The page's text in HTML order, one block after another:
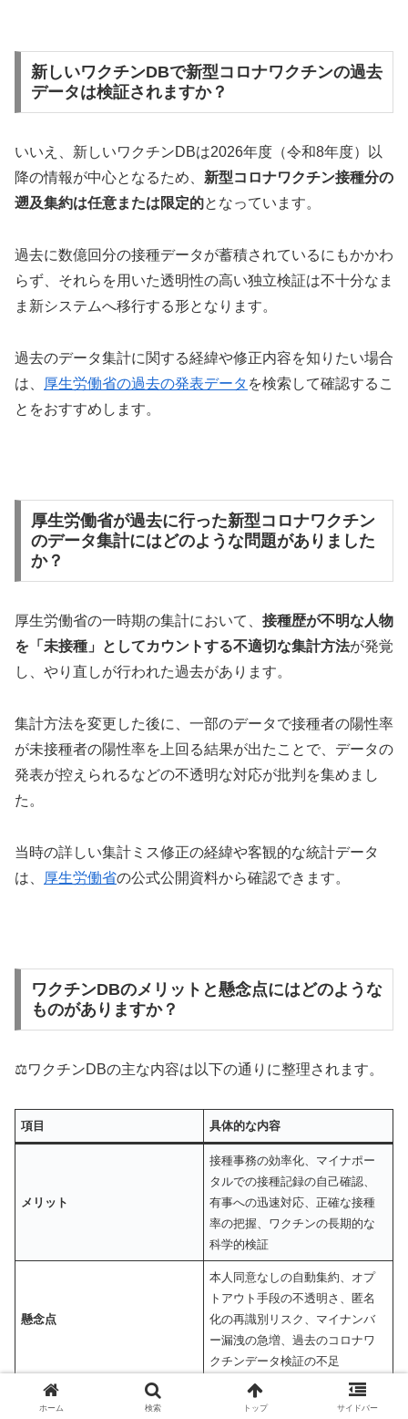
新しいワクチンDBで新型コロナワクチンの過去
データは検証されますか？
いいえ、新しいワクチンDBは2026年度（令和8年度）以
降の情報が中心となるため、 新型コロナワクチン接種分の
遡及集約は任意または限定的となっています。
過去に数億回分の接種データが蓄積されているにもかかわ
らず、それらを用いた透明性の高い独立検証は不十分なま
ま新システムへ移行する形となります。
過去のデータ集計に関する経緯や修正内容を知りたい場合
は、
厚生労働省の過去の発表データ を検索して確認するこ
とをおすすめします。
厚生労働省が過去に行った新型コロナワクチン
のデータ集計にはどのような問題がありました
か？
厚生労働省の一時期の集計において、 接種歴が不明な人物
を「未接種」としてカウントする不適切な集計方法が発覚
し、やり直しが行われた過去があります。
集計方法を変更した後に、一部のデータで接種者の陽性率
が未接種者の陽性率を上回る結果が出たことで、データの
発表が控えられるなどの不透明な対応が批判を集めまし
た。
当時の詳しい集計ミス修正の経緯や客観的な統計データ
は、
厚生労働省の公式公開資料から確認できます。
ワクチンDBのメリットと懸念点にはどのような
ものがありますか？
⚖️ワクチンDBの主な内容は以下の通りに整理されます。
項目 具体的な内容
メリット
接種事務の効率化、マイナポー
タルでの接種記録の自己確認、
有事への迅速対応、正確な接種
率の把握、ワクチンの長期的な
科学的検証
懸念点
本人同意なしの自動集約、オプ
トアウト手段の不透明さ、匿名
化の再識別リスク、マイナンバ
ー漏洩の急増、過去のコロナワ
クチンデータ検証の不足
ホーム 検索 トップ サイドバー